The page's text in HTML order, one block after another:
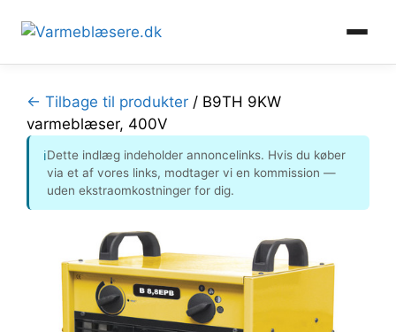
indhold
← Tilbage til produkter / B9TH 9KW
varmeblæser, 400V
ℹDette indlæg indeholder annoncelinks. Hvis du køber
via et af vores links, modtager vi en kommission —
uden ekstraomkostninger for dig.